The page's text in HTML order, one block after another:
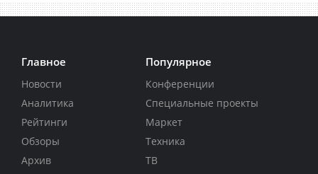
Главное
Новости
Аналитика
Рейтинги
Обзоры
Архив
Популярное
Конференции
Специальные проекты
Маркет
Техника
ТВ